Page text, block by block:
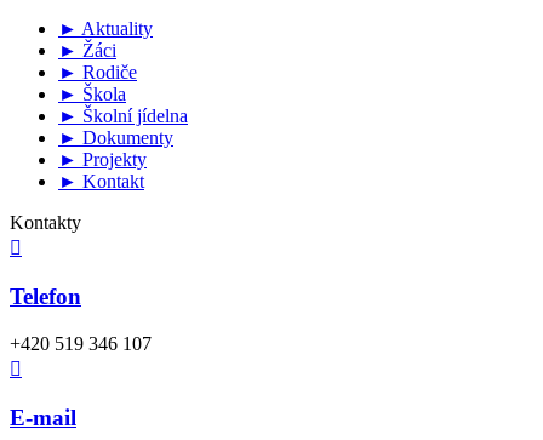
► Aktuality
► Žáci
► Rodiče
► Škola
► Školní jídelna
► Dokumenty
► Projekty
► Kontakt
Kontakty

Telefon
+420 519 346 107

E-mail